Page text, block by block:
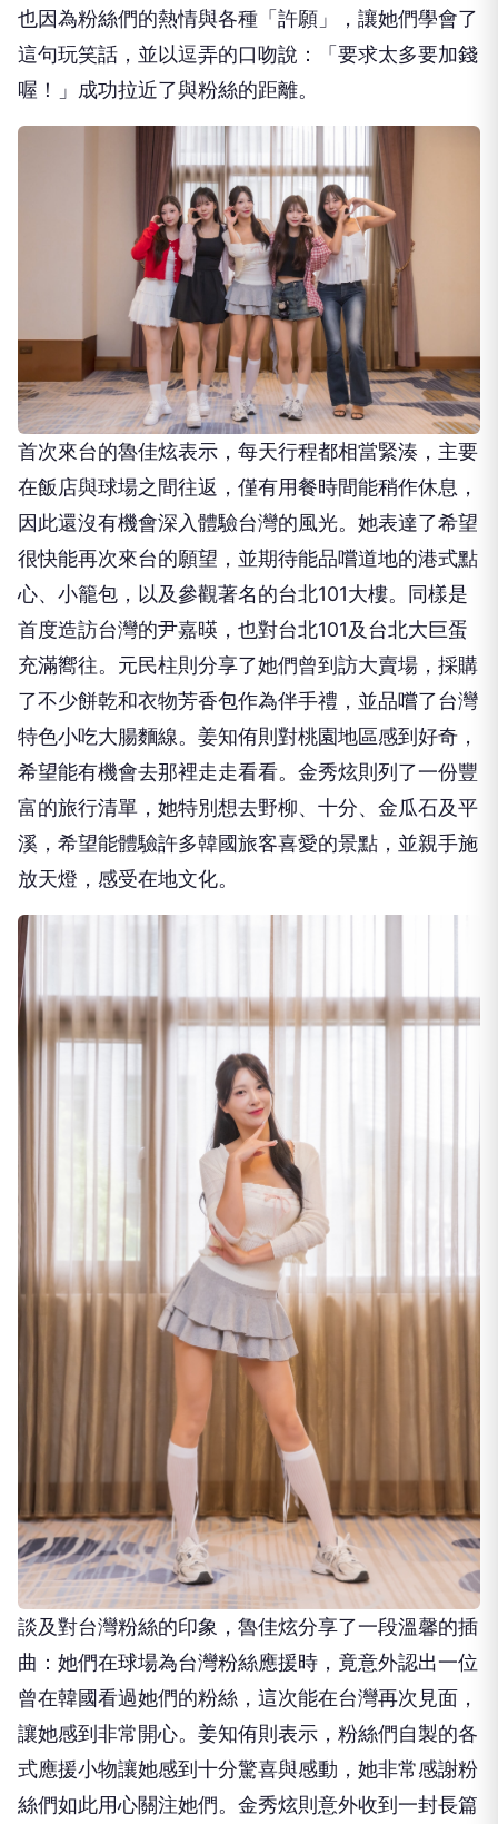
也因為粉絲們的熱情與各種「許願」，讓她們學會了
這句玩笑話，並以逗弄的口吻說：「要求太多要加錢
喔！」成功拉近了與粉絲的距離。
首次來台的魯佳炫表示，每天行程都相當緊湊，主要
在飯店與球場之間往返，僅有用餐時間能稍作休息，
因此還沒有機會深入體驗台灣的風光。她表達了希望
很快能再次來台的願望，並期待能品嚐道地的港式點
心、小籠包，以及參觀著名的台北101大樓。同樣是
首度造訪台灣的尹嘉暎，也對台北101及台北大巨蛋
充滿嚮往。元民柱則分享了她們曾到訪大賣場，採購
了不少餅乾和衣物芳香包作為伴手禮，並品嚐了台灣
特色小吃大腸麵線。姜知侑則對桃園地區感到好奇，
希望能有機會去那裡走走看看。金秀炫則列了一份豐
富的旅行清單，她特別想去野柳、十分、金瓜石及平
溪，希望能體驗許多韓國旅客喜愛的景點，並親手施
放天燈，感受在地文化。
談及對台灣粉絲的印象，魯佳炫分享了一段溫馨的插
曲：她們在球場為台灣粉絲應援時，竟意外認出一位
曾在韓國看過她們的粉絲，這次能在台灣再次見面，
讓她感到非常開心。姜知侑則表示，粉絲們自製的各
式應援小物讓她感到十分驚喜與感動，她非常感謝粉
絲們如此用心關注她們。金秀炫則意外收到一封長篇